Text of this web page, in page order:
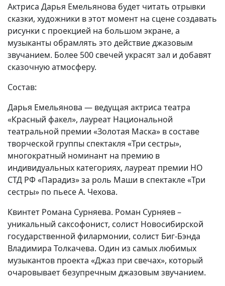
Актриса Дарья Емельянова будет читать отрывки
сказки, художники в этот момент на сцене создавать
рисунки с проекцией на большом экране, а
музыканты обрамлять это действие джазовым
звучанием. Более 500 свечей украсят зал и добавят
сказочную атмосферу.
Состав:
Дарья Емельянова — ведущая актриса театра
«Красный факел», лауреат Национальной
театральной премии «Золотая Маска» в составе
творческой группы спектакля «Три сестры»,
многократный номинант на премию в
индивидуальных категориях, лауреат премии НО
СТД РФ «Парадиз» за роль Маши в спектакле «Три
сестры» по пьесе А. Чехова.
Квинтет Романа Сурняева. Роман Сурняев –
уникальный саксофонист, солист Новосибирской
государственной филармонии, солист Биг-Бэнда
Владимира Толкачева. Один из самых любимых
музыкантов проекта «Джаз при свечах», который
очаровывает безупречным джазовым звучанием.